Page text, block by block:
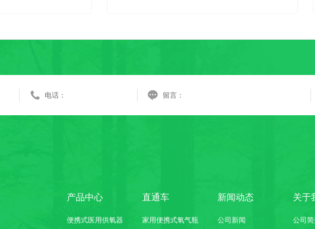
产品中心
便携式医用供氧器
直通车
家用便携式氧气瓶
新闻动态
公司新闻
关于
公司